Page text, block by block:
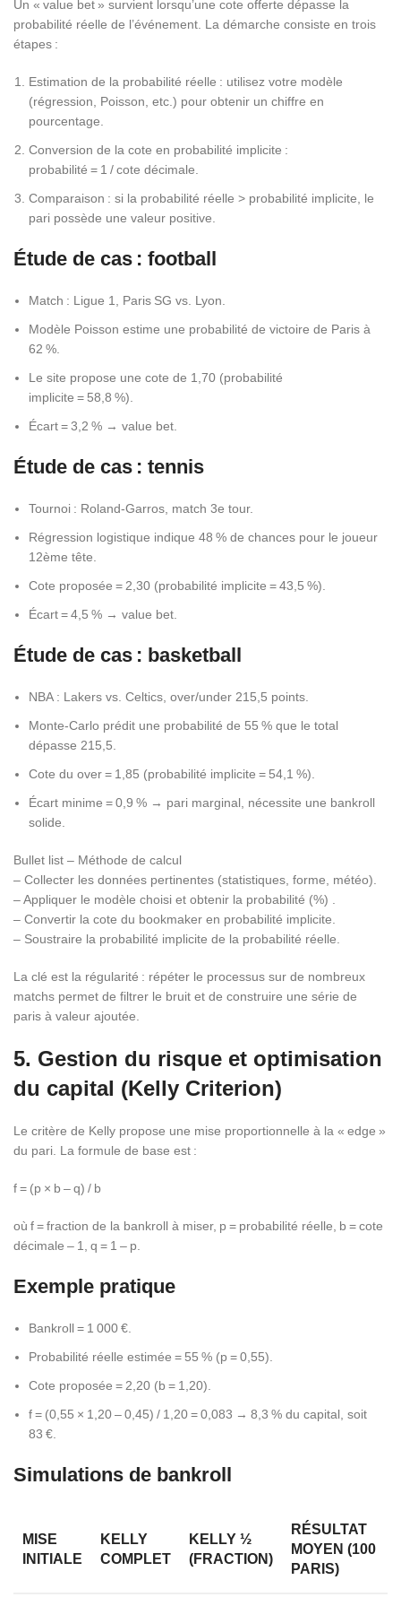
Un « value bet » survient lorsqu’une cote offerte dépasse la
probabilité réelle de l’événement. La démarche consiste en trois
étapes :
Estimation de la probabilité réelle : utilisez votre modèle
(régression, Poisson, etc.) pour obtenir un chiffre en
pourcentage.
Conversion de la cote en probabilité implicite :
probabilité = 1 / cote décimale.
Comparaison : si la probabilité réelle > probabilité implicite, le
pari possède une valeur positive.
Étude de cas : football
Match : Ligue 1, Paris SG vs. Lyon.
Modèle Poisson estime une probabilité de victoire de Paris à
62 %.
Le site propose une cote de 1,70 (probabilité
implicite = 58,8 %).
Écart = 3,2 % → value bet.
Étude de cas : tennis
Tournoi : Roland‑Garros, match 3e tour.
Régression logistique indique 48 % de chances pour le joueur
12ème tête.
Cote proposée = 2,30 (probabilité implicite = 43,5 %).
Écart = 4,5 % → value bet.
Étude de cas : basketball
NBA : Lakers vs. Celtics, over/under 215,5 points.
Monte‑Carlo prédit une probabilité de 55 % que le total
dépasse 215,5.
Cote du over = 1,85 (probabilité implicite = 54,1 %).
Écart minime = 0,9 % → pari marginal, nécessite une bankroll
solide.
Bullet list – Méthode de calcul
– Collecter les données pertinentes (statistiques, forme, météo).
– Appliquer le modèle choisi et obtenir la probabilité (%) .
– Convertir la cote du bookmaker en probabilité implicite.
– Soustraire la probabilité implicite de la probabilité réelle.
La clé est la régularité : répéter le processus sur de nombreux
matchs permet de filtrer le bruit et de construire une série de
paris à valeur ajoutée.
5. Gestion du risque et optimisation
du capital (Kelly Criterion)
Le critère de Kelly propose une mise proportionnelle à la « edge »
du pari. La formule de base est :
f = (p × b – q) / b
où f = fraction de la bankroll à miser, p = probabilité réelle, b = cote
décimale – 1, q = 1 – p.
Exemple pratique
Bankroll = 1 000 €.
Probabilité réelle estimée = 55 % (p = 0,55).
Cote proposée = 2,20 (b = 1,20).
f = (0,55 × 1,20 – 0,45) / 1,20 = 0,083 → 8,3 % du capital, soit
83 €.
Simulations de bankroll
MISE
INITIALE
KELLY
COMPLET
KELLY ½
(FRACTION)
RÉSULTAT
MOYEN (100
PARIS)